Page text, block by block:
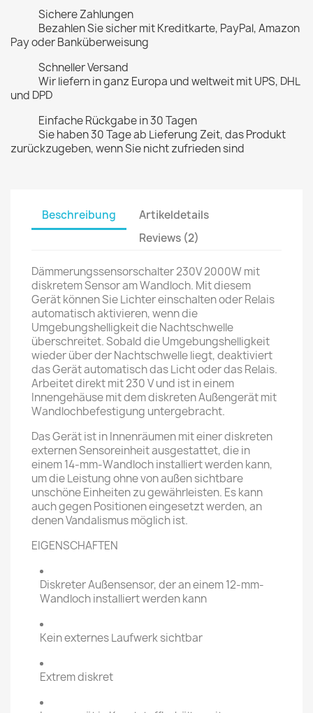
Sichere Zahlungen
Bezahlen Sie sicher mit Kreditkarte, PayPal, Amazon
Pay oder Banküberweisung
Schneller Versand
Wir liefern in ganz Europa und weltweit mit UPS, DHL
und DPD
Einfache Rückgabe in 30 Tagen
Sie haben 30 Tage ab Lieferung Zeit, das Produkt
zurückzugeben, wenn Sie nicht zufrieden sind
Beschreibung
Artikeldetails
Reviews (2)
Dämmerungssensorschalter 230V 2000W mit
diskretem Sensor am Wandloch. Mit diesem
Gerät können Sie Lichter einschalten oder Relais
automatisch aktivieren, wenn die
Umgebungshelligkeit die Nachtschwelle
überschreitet. Sobald die Umgebungshelligkeit
wieder über der Nachtschwelle liegt, deaktiviert
das Gerät automatisch das Licht oder das Relais.
Arbeitet direkt mit 230 V und ist in einem
Innengehäuse mit dem diskreten Außengerät mit
Wandlochbefestigung untergebracht.
Das Gerät ist in Innenräumen mit einer diskreten
externen Sensoreinheit ausgestattet, die in
einem 14-mm-Wandloch installiert werden kann,
um die Leistung ohne von außen sichtbare
unschöne Einheiten zu gewährleisten. Es kann
auch gegen Positionen eingesetzt werden, an
denen Vandalismus möglich ist.
EIGENSCHAFTEN
Diskreter Außensensor, der an einem 12-mm-
Wandloch installiert werden kann
Kein externes Laufwerk sichtbar
Extrem diskret